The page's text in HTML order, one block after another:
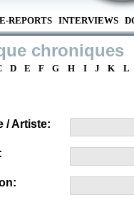
REPORTS INTERVIEWS
chroniques
D E F G H I J K L
/ Artiste: